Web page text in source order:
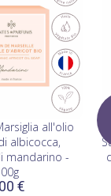
all'olio
albicocca,
mandarino -
€